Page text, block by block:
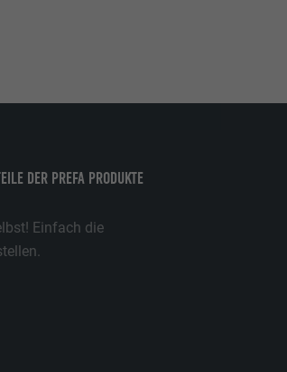
DER PREFA PRODUKTE
Einfach die